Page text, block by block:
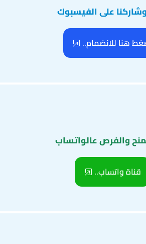
على الفيسبوك
هنا للانضمام..
والفرص عالواتساب
قناة واتساب..